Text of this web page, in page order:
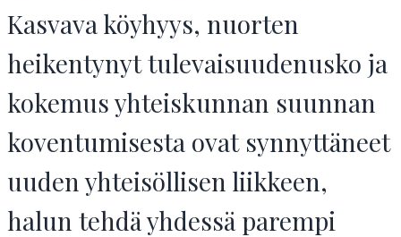
Kasvava köyhyys, nuorten
heikentynyt tulevaisuudenusko ja
kokemus yhteiskunnan suunnan
koventumisesta ovat synnyttäneet
uuden yhteisöllisen liikkeen,
halun tehdä yhdessä parempi